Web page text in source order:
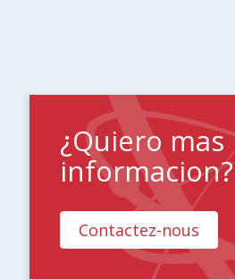
¿Quiero mas
informacion?
Contactez-nous